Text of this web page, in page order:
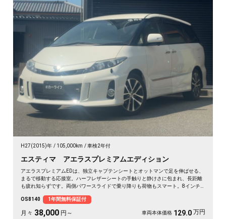
H27(2015)年 105,000km 車検2年付
エスティマ アエラスプレミアムエディション
アエラスプレミアムEDは、独立キャプテンシートとオットマンで足を伸ばせる、
まるで移動する応接室。ハーフレザーシートの手触りと静けさに包まれ、長距離
も疲れ知らずです。両側パワースライドで乗り降りも荷物もスマート。8インチ
パールの艶やかなボディが週末を格上げしてくれます。心地よさで選ぶなら《1
年保証付》💺✨🚗🎵💎
OS8140 1年間無料保証付
月々 38,000 円～ 車両本体価格 129.0 万円